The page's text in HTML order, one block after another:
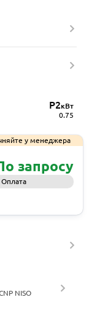
P2кВт
0.75
у менеджера
запросу
Оплата
NISO